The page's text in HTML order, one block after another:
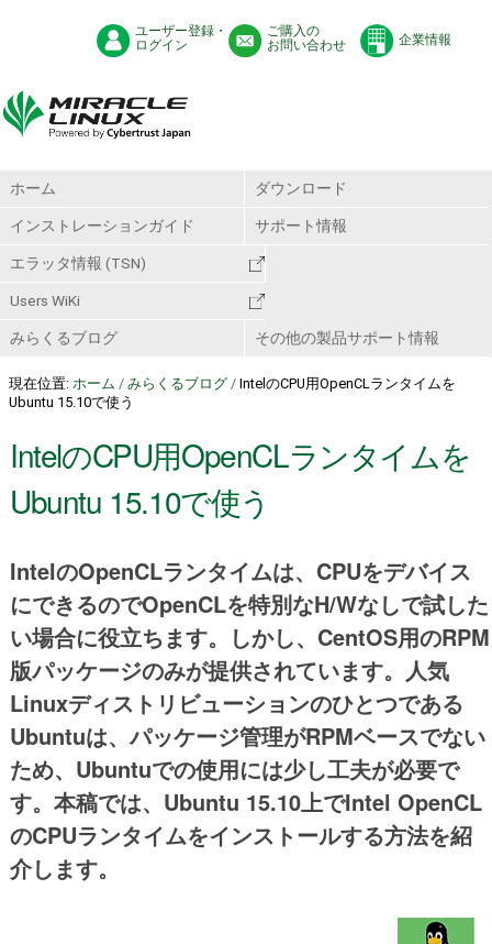
ユーザー登録・
ログイン
ご購入の
お問い合わせ
企業情報
ホーム ダウンロード
インストレーションガイド サポート情報
エラッタ情報 (TSN)
Users WiKi
みらくるブログ その他の製品サポート情報
現在位置: ホーム / みらくるブログ / IntelのCPU用OpenCLランタイムを
Ubuntu 15.10で使う
IntelのCPU用OpenCLランタイムを
Ubuntu 15.10で使う
IntelのOpenCLランタイムは、CPUをデバイス
にできるのでOpenCLを特別なH/Wなしで試した
い場合に役立ちます。しかし、CentOS用のRPM
版パッケージのみが提供されています。人気
Linuxディストリビューションのひとつである
Ubuntuは、パッケージ管理がRPMベースでない
ため、Ubuntuでの使用には少し工夫が必要で
す。本稿では、Ubuntu 15.10上でIntel OpenCL
のCPUランタイムをインストールする方法を紹
介します。